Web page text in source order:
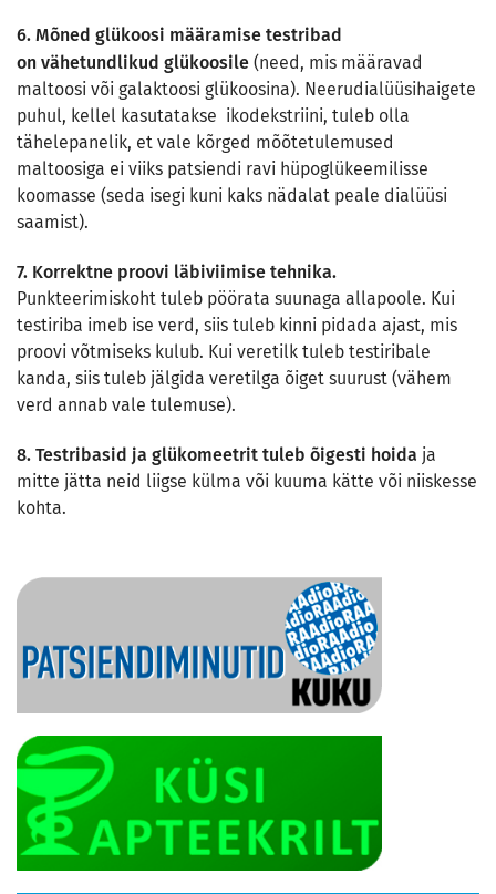
6. Mõned glükoosi määramise testribad
on vähetundlikud glükoosile(need, mis määravad
maltoosi või galaktoosi glükoosina). Neerudialüüsihaigete
puhul, kellel kasutatakse ikodekstriini, tuleb olla
tähelepanelik, et vale kõrged mõõtetulemused
maltoosiga ei viiks patsiendi ravi hüpoglükeemilisse
koomasse (seda isegi kuni kaks nädalat peale dialüüsi
saamist).
7. Korrektne proovi läbiviimise tehnika.
Punkteerimiskoht tuleb pöörata suunaga allapoole. Kui
testiriba imeb ise verd, siis tuleb kinni pidada ajast, mis
proovi võtmiseks kulub. Kui veretilk tuleb testiribale
kanda, siis tuleb jälgida veretilga õiget suurust (vähem
verd annab vale tulemuse).
8.Testribasid ja glükomeetrit tuleb õigesti hoida ja
mitte jätta neid liigse külma või kuuma kätte või niiskesse
kohta.